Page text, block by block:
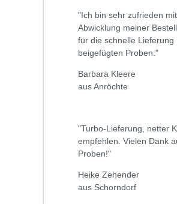
"Ich bin sehr zufrieden
Abwicklung meiner
für die schnelle Lieferung
beigefügten Proben."
Barbara Kleere
aus Anröchte
"Turbo-Lieferung, netter
empfehlen. Vielen Dank
Proben!"
Heike Zehender
aus Schorndorf